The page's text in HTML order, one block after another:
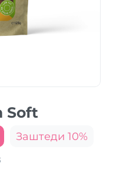
Soft
Заштеди 10%